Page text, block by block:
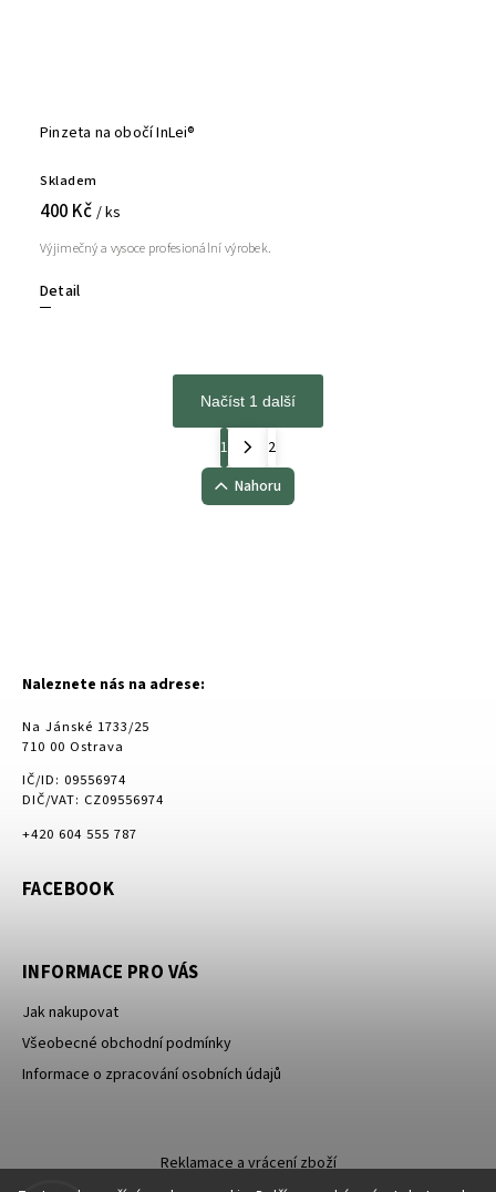
Pinzeta na obočí InLei®
Skladem
400 Kč / ks
Detail
Výjimečný a vysoce profesionální výrobek.
Načíst 1 další
1
2
Nahoru
Naleznete nás na adrese:
Na Jánské 1733/25
710 00 Ostrava
IČ/ID: 09556974
DIČ/VAT: CZ09556974
+420 604 555 787
FACEBOOK
INFORMACE PRO VÁS
Jak nakupovat
Všeobecné obchodní podmínky
Informace o zpracování osobních údajů
Reklamace a vrácení zboží